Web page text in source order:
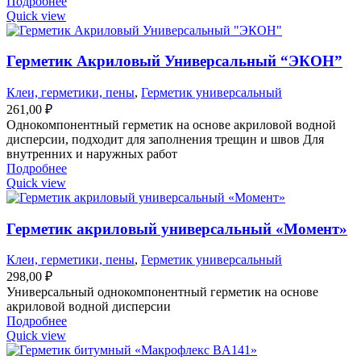
Quick view
Герметик Акриловый Универсальный “ЭКОН”
Клеи, герметики, пены, Герметик универсальный
261,00 ₽
Однокомпонентный герметик на основе акриловой водной
дисперсии, подходит для заполнения трещин и швов Для
внутренних и наружных работ
Подробнее
Quick view
Герметик акриловый универсальный «Момент»
Клеи, герметики, пены, Герметик универсальный
298,00 ₽
Универсальный однокомпонентный герметик на основе
акриловой водной дисперсии
Подробнее
Quick view